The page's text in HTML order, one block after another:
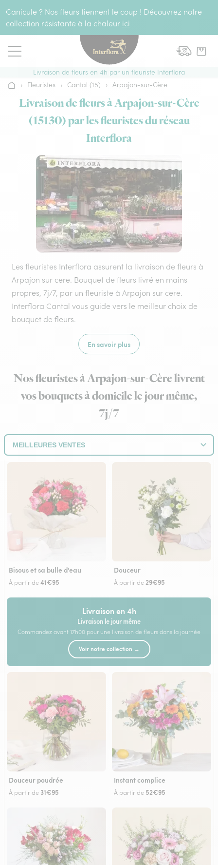
Canicule ? Nos fleurs tiennent le coup ! Découvrez notre
collection résistante à la chaleur ici
Livraison de fleurs en 4h par un fleuriste Interflora
Accueil
› Fleuristes › Cantal (15) › Arpajon-sur-Cère
Livraison de fleurs à Arpajon-sur-Cère
(15130) par les fleuristes du réseau
Interflora
Les fleuristes Interflora assurent la livraison de fleurs à
Arpajon sur cere. Bouquet de fleurs livré en mains
propres, 7j/7, par un fleuriste à Arpajon sur cere.
Interflora Cantal vous guide vers le meilleur choix de
bouquet de fleurs.
En savoir plus
Nos fleuristes à Arpajon-sur-Cère livrent
vos bouquets à domicile le jour même,
7j/7
Bisous et sa bulle d'eau
À partir de41€95
Douceur
À partir de 29€95
Livraison en 4h
Livraison le jour même
Commandez avant 17h00 pour une livraison de fleurs dans la journée
Voir notre collection →
Douceur poudrée
À partir de 31€95
Instant complice
À partir de 52€95